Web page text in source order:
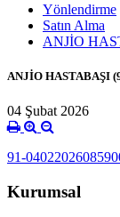
Yönlendirme
Satın Alma
ANJİO
ANJİO HASTABAŞI
04 Şubat 2026
91-
Kurumsal